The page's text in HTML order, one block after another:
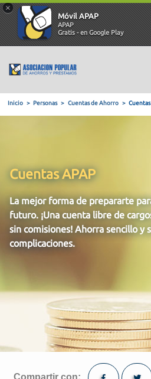
×
Móvil APAP
APAP
Gratis - en Google Play
Cuentas APAP
La mejor forma de prepararte
futuro. ¡Una cuenta libre de
sin comisiones! Ahorra sencillo y
complicaciones.